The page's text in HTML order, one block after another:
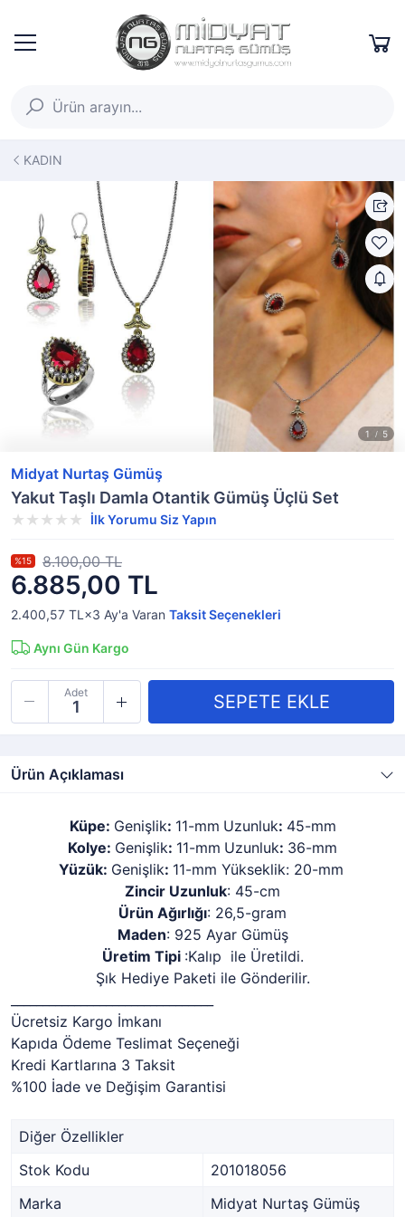
KADIN
Midyat Nurtaş Gümüş
Yakut Taşlı Damla Otantik Gümüş Üçlü Set
İlk Yorumu Siz Yapın
6.885,00 TL
%15 8.100,00 TL
2.400,57 TL×3 Ay'a Varan Taksit Seçenekleri
Aynı Gün Kargo
Adet
Ürün Açıklaması
Küpe: Genişlik: 11-mm Uzunluk: 45-mm
Kolye: Genişlik: 11-mm Uzunluk: 36-mm
Yüzük: Genişlik: 11-mm Yükseklik: 20-mm
Zincir Uzunluk: 45-cm
Ürün Ağırlığı: 26,5-gram
Maden: 925 Ayar Gümüş
Üretim Tipi :Kalıp ile Üretildi.
Şık Hediye Paketi ile Gönderilir.
Ücretsiz Kargo İmkanı
Kapıda Ödeme Teslimat Seçeneği
Kredi Kartlarına 3 Taksit
%100 İade ve Değişim Garantisi
Diğer Özellikler
Stok Kodu
201018056
Marka
Midyat Nurtaş Gümüş